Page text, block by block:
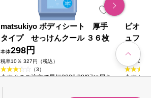
matsukiyo ボディシート 厚手
タイプ せっけんクール ３６枚
本体298円
税率10％ 327円（税込）
（3）
今すぐのご注文で最短2026/08/07に届き
ます
ビオ
ュフロ
本体
税率10％
今すぐの